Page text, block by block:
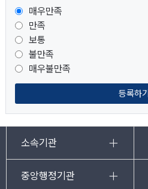
매우만족
만족
보통
불만족
매우불만족
등록하기
소속기관
중앙행정기관